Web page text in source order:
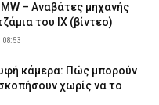
– Αναβάτες μηχανής
του ΙΧ (βίντεο)
κάμερα: Πώς μπορούν
χωρίς να το